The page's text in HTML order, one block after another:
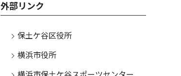
外部リンク
保土ケ谷区役所
横浜市役所